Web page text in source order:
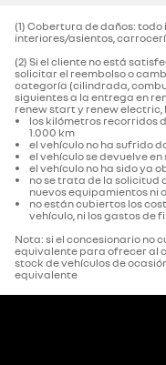
(1) Cobertura de daños:
interiores/asientos,
(2) Si el cliente no está
solicitar el reembolso o
categoría (cilindrada,
siguientes a la entrega en
renew start y renew electric,
los kilómetros recorridos
1.000 km
el vehículo no ha sufrido
el vehículo se devuelve
el vehículo no ha sido ya
no se trata de la solicitud
nuevos equipamientos ni
no están cubiertos los
vehículo, ni los gastos de
Nota: si el concesionario no
equivalente para ofrecer al
stock de vehículos de
equivalente